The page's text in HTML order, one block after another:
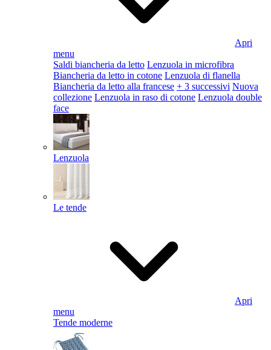
Apri
menu
Saldi biancheria da letto Lenzuola in microfibra
Biancheria da letto in cotone Lenzuola di flanella
Biancheria da letto alla francese + 3 successivi Nuova
collezione Lenzuola in raso di cotone Lenzuola double
face
Lenzuola
Le tende
Apri
menu
Tende moderne